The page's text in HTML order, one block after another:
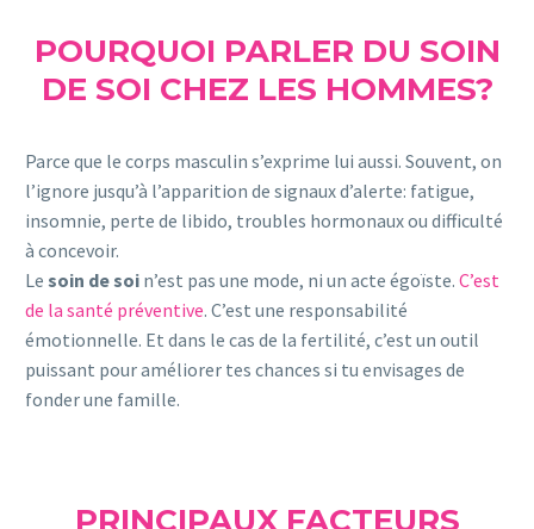
POURQUOI PARLER DU SOIN
DE SOI CHEZ LES HOMMES?
Parce que le corps masculin s’exprime lui aussi. Souvent, on
l’ignore jusqu’à l’apparition de signaux d’alerte: fatigue,
insomnie, perte de libido, troubles hormonaux ou difficulté
à concevoir.
Le soin de soi n’est pas une mode, ni un acte égoïste. C’est
de la santé préventive. C’est une responsabilité
émotionnelle. Et dans le cas de la fertilité, c’est un outil
puissant pour améliorer tes chances si tu envisages de
fonder une famille.
PRINCIPAUX FACTEURS